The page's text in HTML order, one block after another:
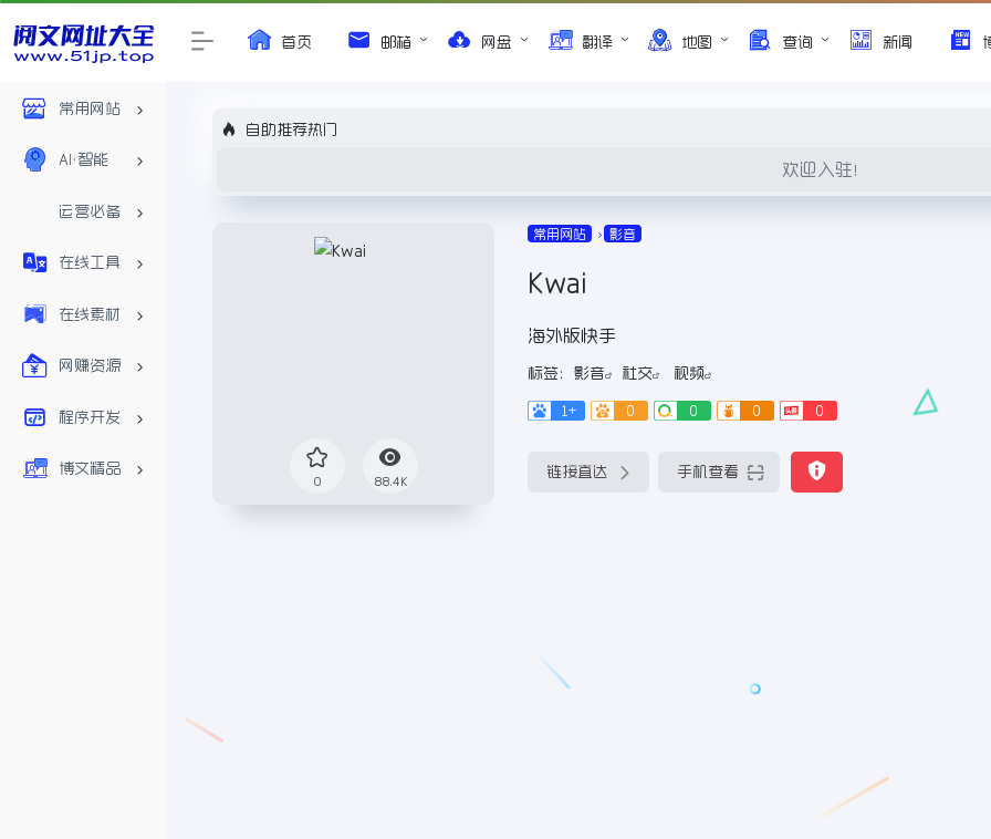
常用网站
AI•智能
运营必备
在线工具
在线素材
网赚资源
程序开发
博文精品
首页 邮箱 网盘 翻译 地图 查询 新闻
自助推荐热门
欢迎入驻！
0 88.4K
常用网站 影音
Kwai
海外版快手
标签： 影音 社交 视频
1+ 0 0 0 0
链接直达 手机查看